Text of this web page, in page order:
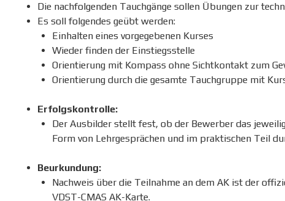
Die nachfolgenden Tauchgänge sollen Übungen zur
Es soll folgendes geübt werden:
Einhalten eines vorgegebenen Kurses
Wieder finden der Einstiegsstelle
Orientierung mit Kompass ohne Sichtkontakt zum
Orientierung durch die gesamte Tauchgruppe mit
Erfolgskontrolle:
Der Ausbilder stellt fest, ob der Bewerber das
Form von Lehrgesprächen und im praktischen Teil
Beurkundung:
Nachweis über die Teilnahme an dem AK ist der
VDST-CMAS AK-Karte.